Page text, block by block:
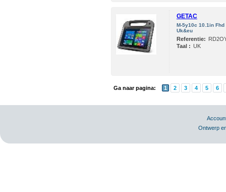
GETAC
M-5y10c 10.1in Fhd
Uk&eu
Referentie:
Taal : UK
Ga naar pagina: 1 2 3 4 5 6
Ontwerp